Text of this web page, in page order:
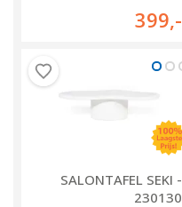
399,-
SALONTAFEL SEKI -
230130